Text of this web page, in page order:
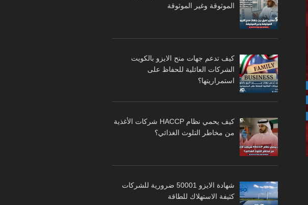
الموثوقة وغير الموثوقة
كيف تدعم جهات منح الايزو بالكويت
الشركات العائلية للحفاظ على
استمراريتها؟
كيف يحمي نظام HACCP شركات الأغذية
من مخاطر التلوث الغذائي؟
شهادة الايزو 50001 ضرورية للشركات
كثيفة الاستهلاك للطاقة